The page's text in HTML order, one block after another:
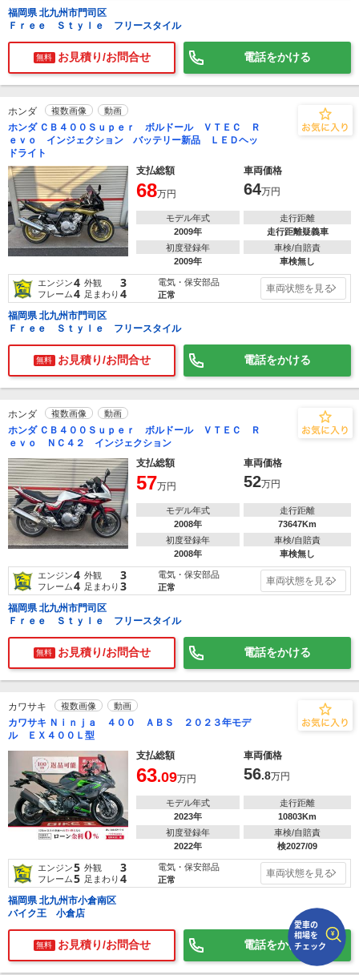
福岡県 北九州市門司区
Ｆｒｅｅ Ｓｔｙｌｅ フリースタイル
無料 お見積り/お問合せ 電話をかける
ホンダ 複数画像 動画
ホンダ ＣＢ４００Ｓｕｐｅｒ ボルドール ＶＴＥＣ Ｒ
ｅｖｏ インジェクション バッテリー新品 ＬＥＤヘッ
ドライト
支払総額
車両価格
68万円 64万円
モデル年式
2009年
走行距離
走行距離疑義車
初度登録年
2009年
車検/自賠責
車検無し
エンジン4 外観 3
フレーム4 足まわり 4
電気・保安部品
正常
車両状態を見る
福岡県 北九州市門司区
Ｆｒｅｅ Ｓｔｙｌｅ フリースタイル
無料 お見積り/お問合せ 電話をかける
ホンダ 複数画像 動画
ホンダ ＣＢ４００Ｓｕｐｅｒ ボルドール ＶＴＥＣ Ｒ
ｅｖｏ ＮＣ４２ インジェクション
支払総額
車両価格
57万円 52万円
モデル年式
2008年
走行距離
73647Km
初度登録年
2008年
車検/自賠責
車検無し
エンジン4 外観 3
フレーム4 足まわり 3
電気・保安部品
正常
車両状態を見る
福岡県 北九州市門司区
Ｆｒｅｅ Ｓｔｙｌｅ フリースタイル
無料 お見積り/お問合せ 電話をかける
カワサキ 複数画像 動画
カワサキ Ｎｉｎｊａ ４００ ＡＢＳ ２０２３年モデ
ル ＥＸ４００Ｌ型
支払総額
車両価格
63.09万円 56.8万円
モデル年式
2023年
走行距離
10803Km
初度登録年
2022年
車検/自賠責
検2027/09
エンジン5 外観 3
フレーム5 足まわり 4
電気・保安部品
正常
車両状態を見る
福岡県 北九州市小倉南区
バイク王 小倉店
無料 お見積り/お問合せ 電話をかける
相場をチェック！
排気量
車種
型式(任意)
走行距離(任意)